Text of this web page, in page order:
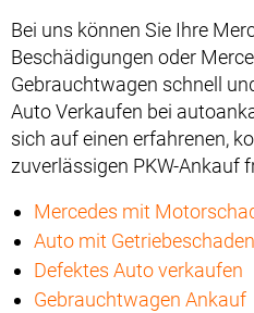
Bei uns können Sie Ihre
Beschädigungen oder
Gebrauchtwagen schnell
Auto Verkaufen bei
sich auf einen erfahrenen,
zuverlässigen PKW-Ankauf
Mercedes mit
Auto mit
Defektes Auto verkaufen
Gebrauchtwagen Ankauf